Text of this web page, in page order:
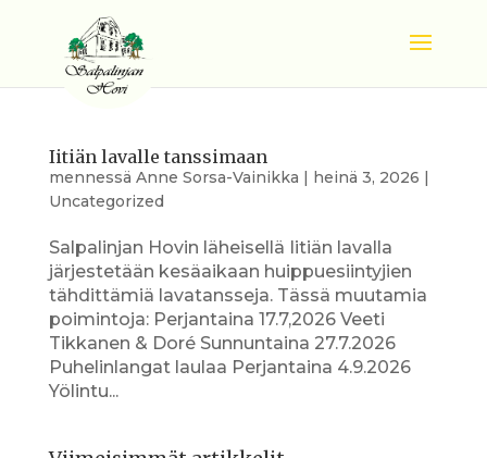
Iitiän lavalle tanssimaan
mennessä Anne Sorsa-Vainikka | heinä 3, 2026 |
Uncategorized
Salpalinjan Hovin läheisellä Iitiän lavalla
järjestetään kesäaikaan huippuesiintyjien
tähdittämiä lavatansseja. Tässä muutamia
poimintoja: Perjantaina 17.7,2026 Veeti
Tikkanen & Doré Sunnuntaina 27.7.2026
Puhelinlangat laulaa Perjantaina 4.9.2026
Yölintu...